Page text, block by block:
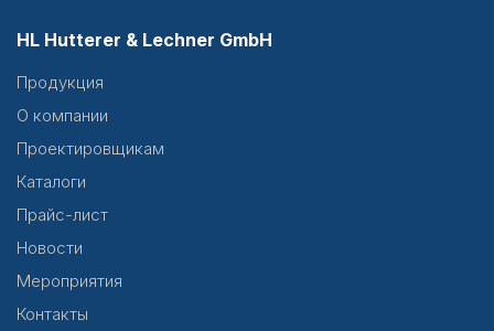
HL Hutterer & Lechner GmbH
Продукция
О компании
Проектировщикам
Каталоги
Прайс-лист
Новости
Мероприятия
Контакты